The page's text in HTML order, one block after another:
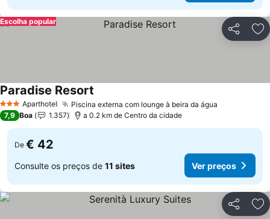
Partilhar
Escolha popular
3 EstrelasAparthotel Piscina externa com lounge à beira da água
Paradise Resort
7,9 Boa 1.357 a 0.2 km de Centro da cidade
De € 42
Consulte os preços de 11 sites Ver preços
Partilhar